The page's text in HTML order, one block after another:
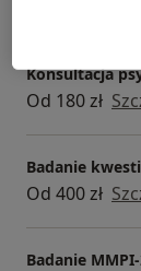
Konsultacja
Od 180 zł
Badanie
Od 400 zł
Badanie